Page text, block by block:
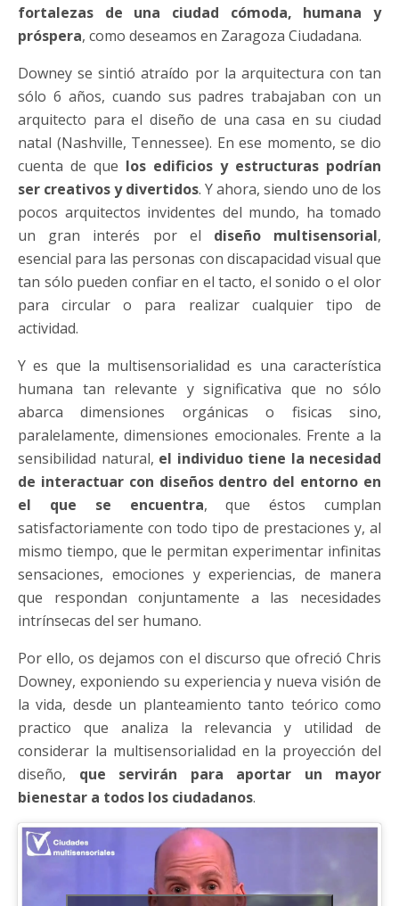
fortalezas de una ciudad cómoda, humana y
próspera, como deseamos en Zaragoza Ciudadana.
Downey se sintió atraído por la arquitectura con tan
sólo 6 años, cuando sus padres trabajaban con un
arquitecto para el diseño de una casa en su ciudad
natal (Nashville, Tennessee). En ese momento, se dio
cuenta de que los edificios y estructuras podrían
ser creativos y divertidos. Y ahora, siendo uno de los
pocos arquitectos invidentes del mundo, ha tomado
un gran interés por el diseño multisensorial,
esencial para las personas con discapacidad visual que
tan sólo pueden confiar en el tacto, el sonido o el olor
para circular o para realizar cualquier tipo de
actividad.
Y es que la multisensorialidad es una característica
humana tan relevante y significativa que no sólo
abarca dimensiones orgánicas o fisicas sino,
paralelamente, dimensiones emocionales. Frente a la
sensibilidad natural, el individuo tiene la necesidad
de interactuar con diseños dentro del entorno en
el que se encuentra, que éstos cumplan
satisfactoriamente con todo tipo de prestaciones y, al
mismo tiempo, que le permitan experimentar infinitas
sensaciones, emociones y experiencias, de manera
que respondan conjuntamente a las necesidades
intrínsecas del ser humano.
Por ello, os dejamos con el discurso que ofreció Chris
Downey, exponiendo su experiencia y nueva visión de
la vida, desde un planteamiento tanto teórico como
practico que analiza la relevancia y utilidad de
considerar la multisensorialidad en la proyección del
diseño, que servirán para aportar un mayor
bienestar a todos los ciudadanos.